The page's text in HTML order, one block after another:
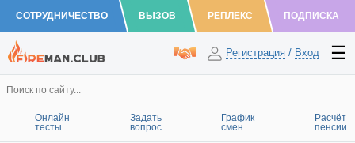
СОТРУДНИЧЕСТВО ВЫЗОВ РЕПЛЕКС ПОДПИСКА
Регистрация / Вход
Онлайн
тесты
Задать
вопрос
График
смен
Расчёт
пенсии